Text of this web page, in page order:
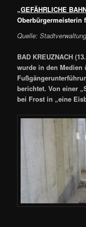
„GEFÄHRLICHE
Oberbürgermeisterin
Quelle:
BAD KREUZNACH
wurde in den Medien
berichtet. Von einer
bei Frost in „eine